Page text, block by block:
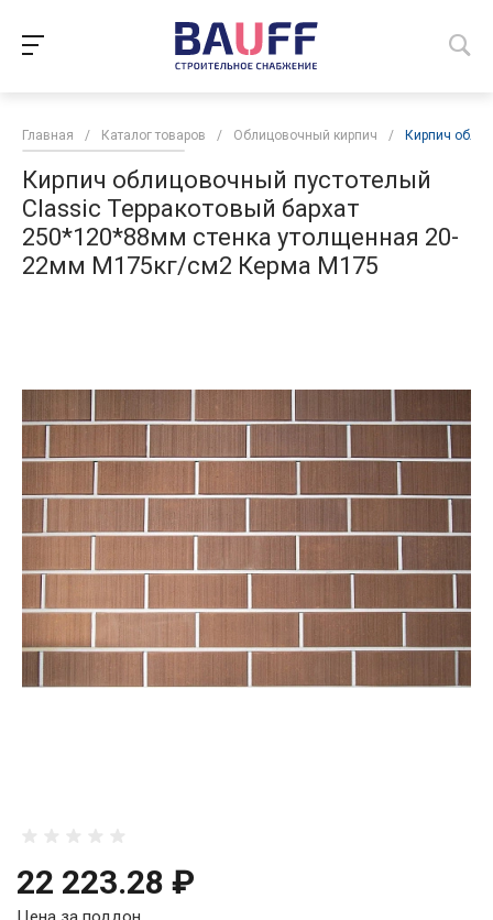
Главная / Каталог товаров / Облицовочный кирпич / Кирпич
Кирпич облицовочный пустотелый
Classic Терракотовый бархат
250*120*88мм стенка утолщенная 20-
22мм М175кг/см2 Керма М175
22 223.28 ₽